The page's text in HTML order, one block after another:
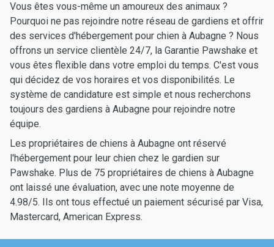
Vous êtes vous-même un amoureux des animaux ?
Pourquoi ne pas rejoindre notre réseau de gardiens et offrir
des services d'hébergement pour chien à Aubagne ? Nous
offrons un service clientèle 24/7, la Garantie Pawshake et
vous êtes flexible dans votre emploi du temps. C'est vous
qui décidez de vos horaires et vos disponibilités. Le
système de candidature est simple et nous recherchons
toujours des gardiens à Aubagne pour rejoindre notre
équipe.
Les propriétaires de chiens à Aubagne ont réservé
l'hébergement pour leur chien chez le gardien sur
Pawshake. Plus de 75 propriétaires de chiens à Aubagne
ont laissé une évaluation, avec une note moyenne de
4.98/5. Ils ont tous effectué un paiement sécurisé par Visa,
Mastercard, American Express.